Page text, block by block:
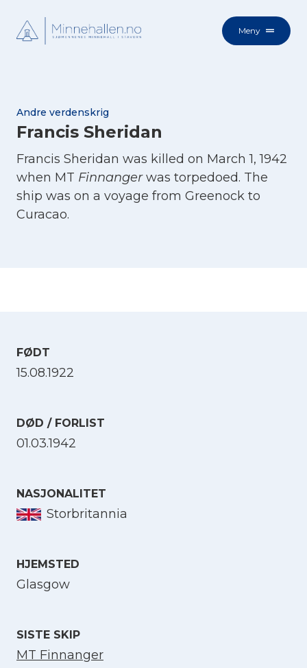
Meny
Andre verdenskrig
Francis Sheridan
Francis Sheridan was killed on March 1, 1942
when MT Finnangerwas torpedoed. The
ship was on a voyage from Greenock to
Curacao.
FØDT
15.08.1922
DØD / FORLIST
01.03.1942
NASJONALITET
Storbritannia
HJEMSTED
Glasgow
SISTE SKIP
MT Finnanger